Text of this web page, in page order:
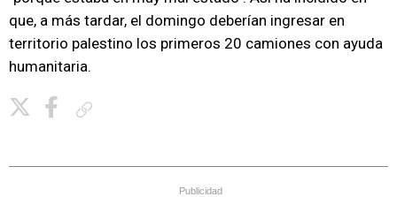
que, a más tardar, el domingo deberían ingresar en
territorio palestino los primeros 20 camiones con ayuda
humanitaria.
Publicidad